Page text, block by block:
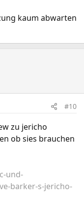
kaum abwarten
#10
zu jericho
ob sies brauchen
und-
barker-s-jericho-